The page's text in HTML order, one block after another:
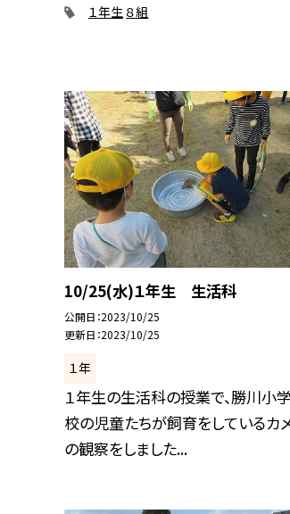
１年生 ８組
10/25(水)１年生 生活科
公開日 2023/10/25
更新日 2023/10/25
１年
１年生の生活科の授業で、勝川小学
校の児童たちが飼育をしているカ
の観察をしました...